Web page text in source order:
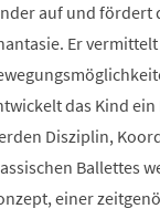
auf und fördert
Er
das Kind
Disziplin,
Ballettes
einer